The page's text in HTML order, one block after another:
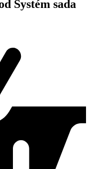
Systém sada